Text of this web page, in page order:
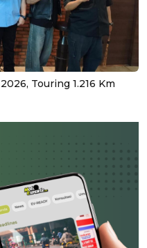
Touring 1.216 Km